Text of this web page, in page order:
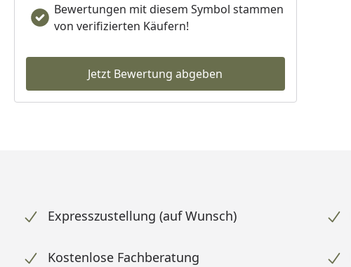
Bewertungen mit diesem Symbol stammen
von verifizierten Käufern!
Jetzt Bewertung abgeben
Expresszustellung (auf Wunsch)
Kostenlose Fachberatung